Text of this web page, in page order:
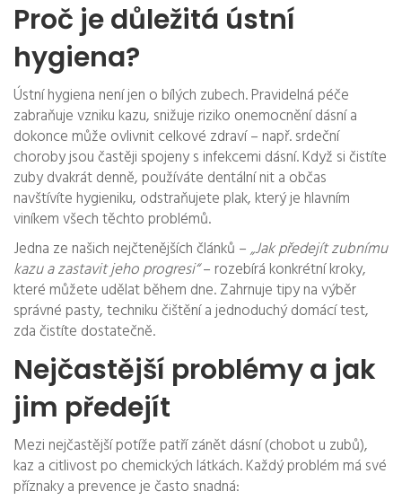
Proč je důležitá ústní
hygiena?
Ústní hygiena není jen o bílých zubech. Pravidelná péče
zabraňuje vzniku kazu, snižuje riziko onemocnění dásní a
dokonce může ovlivnit celkové zdraví – např. srdeční
choroby jsou častěji spojeny s infekcemi dásní. Když si čistíte
zuby dvakrát denně, používáte dentální nit a občas
navštívíte hygieniku, odstraňujete plak, který je hlavním
viníkem všech těchto problémů.
Jedna ze našich nejčtenějších článků –„Jak předejít zubnímu
kazu a zastavit jeho progresi“– rozebírá konkrétní kroky,
které můžete udělat během dne. Zahrnuje tipy na výběr
správné pasty, techniku čištění a jednoduchý domácí test,
zda čistíte dostatečně.
Nejčastější problémy a jak
jim předejít
Mezi nejčastější potíže patří zánět dásní (chobot u zubů),
kaz a citlivost po chemických látkách. Každý problém má své
příznaky a prevence je často snadná: